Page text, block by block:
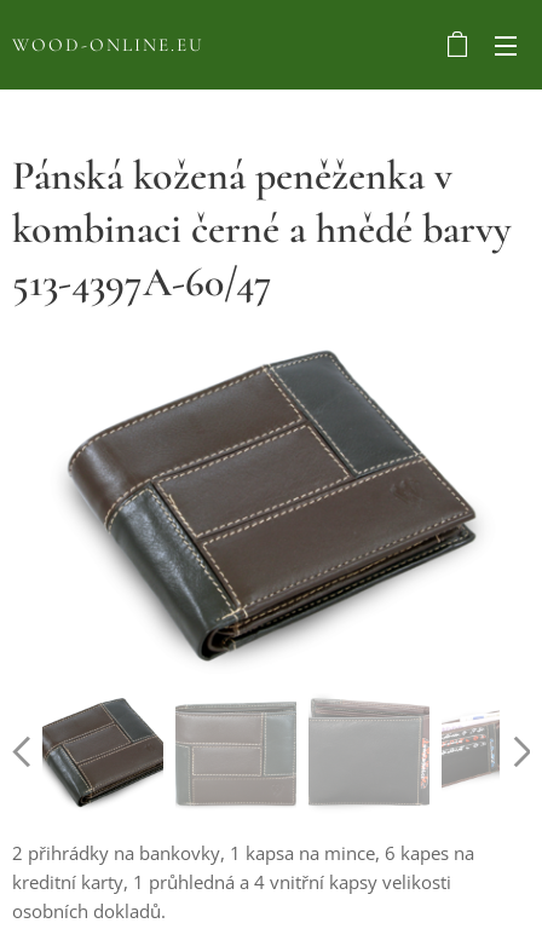
WOOD-ONLINE.EU
Pánská kožená peněženka v
kombinaci černé a hnědé barvy
513-4397A-60/47
2 přihrádky na bankovky, 1 kapsa na mince, 6 kapes na
kreditní karty, 1 průhledná a 4 vnitřní kapsy velikosti
osobních dokladů.